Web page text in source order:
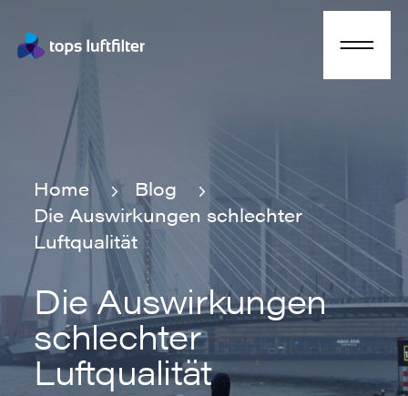
Home
Home
Blog
Blog
Die Auswirkungen schlechter
Luftqualität
Die Auswirkungen
schlechter
Luftqualität